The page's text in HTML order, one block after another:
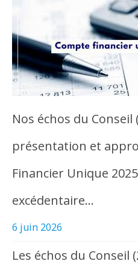
Nos échos du Conseil
présentation et
Financier Unique
excédentaire…
6 juin 2026
Les échos du Conseil